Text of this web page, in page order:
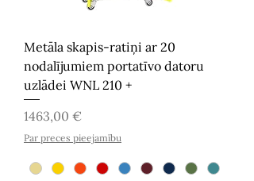
Metāla skapis-ratiņi ar 20
nodalījumiem portatīvo datoru
uzlādei WNL 210 +
Cena
1463,00 €
Par preces pieejamību